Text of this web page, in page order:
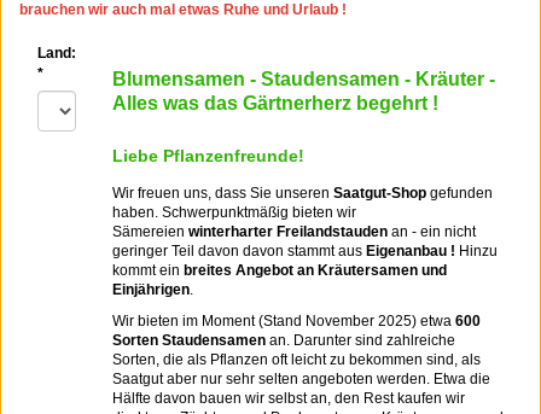
brauchen wir auch mal etwas Ruhe und Urlaub !
Land:
*
Blumensamen - Staudensamen - Kräuter -
Alles was das Gärtnerherz begehrt !
Liebe Pflanzenfreunde!
Wir freuen uns, dass Sie unseren Saatgut-Shop gefunden
haben. Schwerpunktmäßig bieten wir
Sämereien winterharter Freilandstauden an - ein nicht
geringer Teil davon davon stammt aus Eigenanbau ! Hinzu
kommt ein breites Angebot an Kräutersamen und
Einjährigen.
Wir bieten im Moment (Stand November 2025) etwa 600
Sorten Staudensamen an. Darunter sind zahlreiche
Sorten, die als Pflanzen oft leicht zu bekommen sind, als
Saatgut aber nur sehr selten angeboten werden. Etwa die
Hälfte davon bauen wir selbst an, den Rest kaufen wir